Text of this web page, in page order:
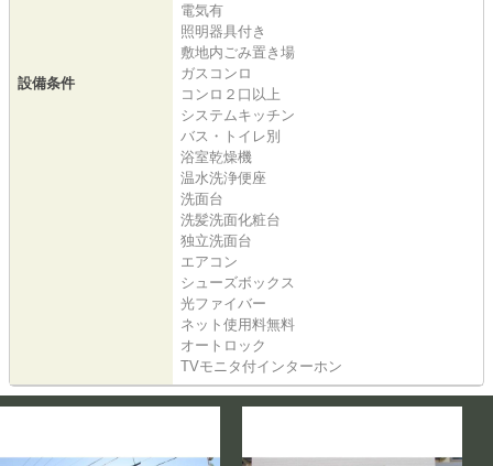
設備条件
電気有
照明器具付き
敷地内ごみ置き場
ガスコンロ
コンロ２口以上
システムキッチン
バス・トイレ別
浴室乾燥機
温水洗浄便座
洗面台
洗髪洗面化粧台
独立洗面台
エアコン
シューズボックス
光ファイバー
ネット使用料無料
オートロック
TVモニタ付インターホン